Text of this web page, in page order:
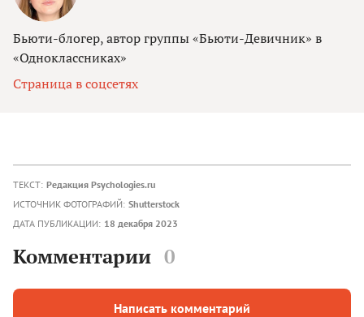
Бьюти-блогер, автор группы «Бьюти-Девичник» в
«Одноклассниках»
Страница в соцсетях
ТЕКСТ: Редакция Psychologies.ru
ИСТОЧНИК ФОТОГРАФИЙ: Shutterstock
ДАТА ПУБЛИКАЦИИ: 18 декабря 2023
Комментарии 0
Написать комментарий